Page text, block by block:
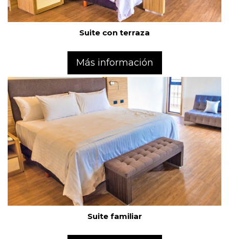
Suite con terraza
Más información
Suite familiar